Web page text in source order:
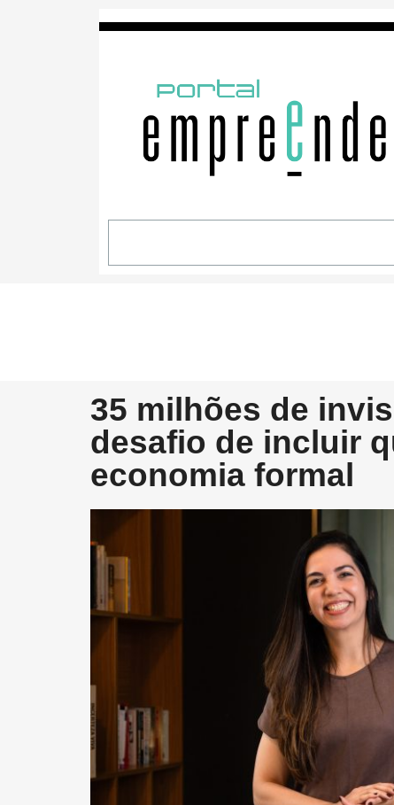
35 milhões de
desafio de incluir
economia formal